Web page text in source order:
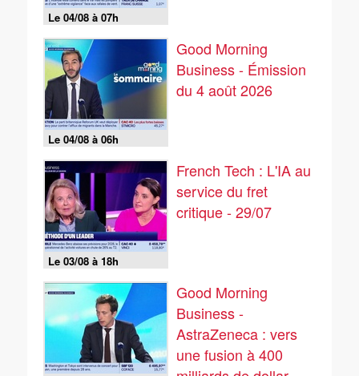
Le 04/08 à 07h
Le 04/08 à 06h
Good Morning
Business - Émission
du 4 août 2026
Le 03/08 à 18h
French Tech : L'IA au
service du fret
critique - 29/07
Good Morning
Business -
AstraZeneca : vers
une fusion à 400